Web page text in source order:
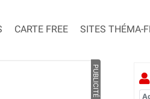
CARTE FREE SITES THÉMA-
PUBLICITÉ